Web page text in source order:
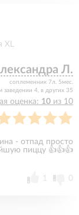
XL
Л.
соплеменник 7л. 5мес.
заведении 4, в других 35
оценка: 10 из 10
- отпад просто
пиццу 👍👍👍
1 0